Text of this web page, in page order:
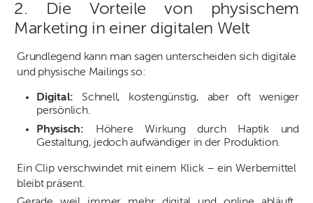
2. Die Vorteile von physischem
Marketing in einer digitalen Welt
Grundlegend kann man sagen unterscheiden sich digitale
und physische Mailings so:
Digital: Schnell, kostengünstig, aber oft weniger
persönlich.
Physisch:
Höhere Wirkung durch Haptik und
Gestaltung, jedoch aufwändiger in der Produktion.
Ein Clip verschwindet mit einem Klick – ein Werbemittel
bleibt präsent.